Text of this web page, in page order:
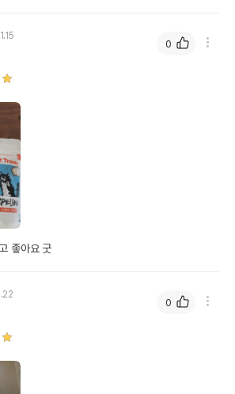
좋아요 굿
0
0